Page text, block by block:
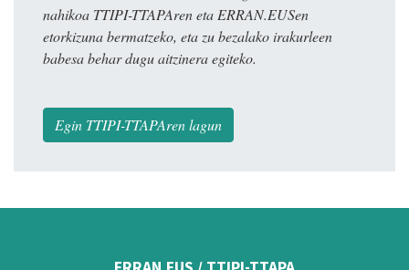
nahikoa TTIPI-TTAPAren eta ERRAN.EUSen
etorkizuna bermatzeko, eta zu bezalako irakurleen
babesa behar dugu aitzinera egiteko.
Egin TTIPI-TTAPAren lagun